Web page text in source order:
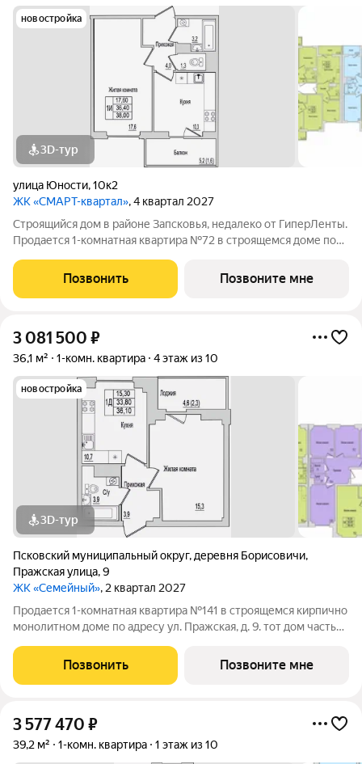
новостройка
3D-тур
улица Юности,10к2
ЖК «СМАРТ-квартал», 4 квартал 2027
Строящийся дом в районе Запсковья, недалеко от ГиперЛенты.
Продается 1-комнатная квартира №72 в строящемся доме по
Юности, 10 - это функциональное пространство, где каждый
метр работает на
Позвонить Позвоните мне
3 081 500 ₽
36,1 м² 1-комн. квартира 4 этаж из 10
новостройка
3D-тур
Псковский муниципальный округ, деревня Борисовичи,
Пражская улица,9
ЖК «Семейный», 2 квартал 2027
Продается 1-комнатная квартира №141 в строящемся кирпично
монолитном доме по адресу ул. Пражская, д. 9. тот дом часть
семьи мы всегда выбираем лучшее. Здесь всё создано для
того, чтобы ваши
Позвонить Позвоните мне
3 577 470 ₽
39,2 м² 1-комн. квартира 1 этаж из 10